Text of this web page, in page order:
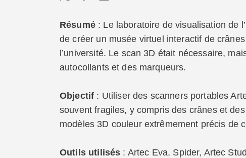
Résumé : Le laboratoire de visualisation de
de créer un musée virtuel interactif de
l’université. Le scan 3D était nécessaire,
autocollants et des marqueurs.
Objectif : Utiliser des scanners portables
souvent fragiles, y compris des crânes et
modèles 3D couleur extrêmement précis de
Outils utilisés : Artec Eva, Spider, Artec